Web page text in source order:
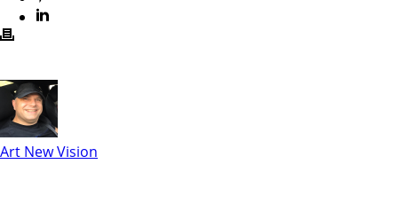
Art New Vision